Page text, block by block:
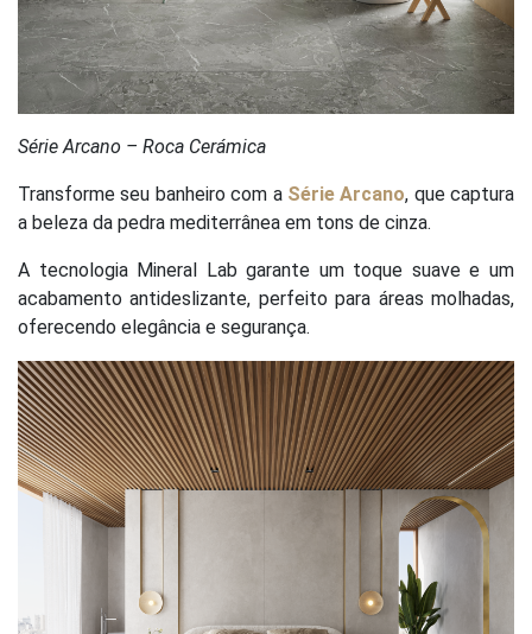
Série Arcano – Roca Cerámica
Transforme seu banheiro com a Série Arcano, que captura
a beleza da pedra mediterrânea em tons de cinza.
A tecnologia Mineral Lab garante um toque suave e um
acabamento antideslizante, perfeito para áreas molhadas,
oferecendo elegância e segurança.